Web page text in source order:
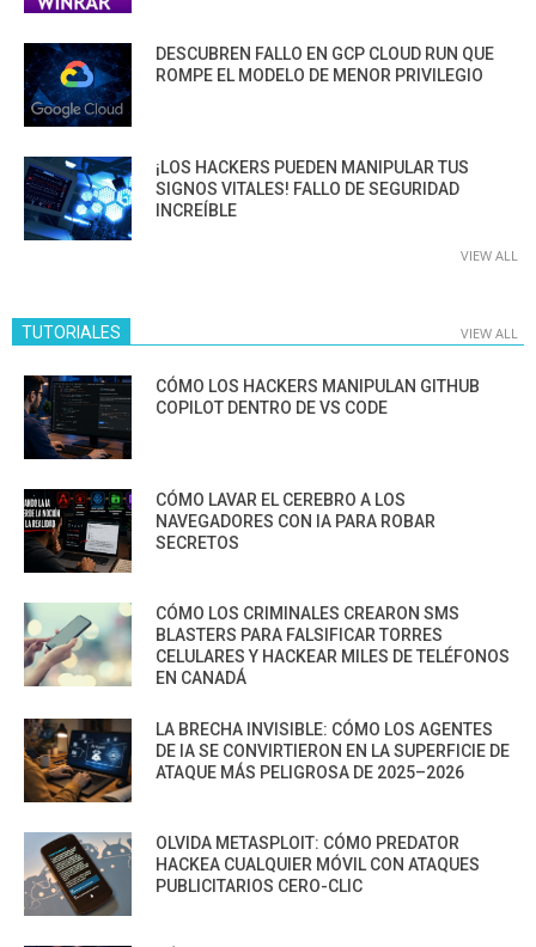
DESCUBREN FALLO EN GCP CLOUD RUN QUE
ROMPE EL MODELO DE MENOR PRIVILEGIO
¡LOS HACKERS PUEDEN MANIPULAR TUS
SIGNOS VITALES! FALLO DE SEGURIDAD
INCREÍBLE
VIEW ALL
TUTORIALES VIEW ALL
CÓMO LOS HACKERS MANIPULAN GITHUB
COPILOT DENTRO DE VS CODE
CÓMO LAVAR EL CEREBRO A LOS
NAVEGADORES CON IA PARA ROBAR
SECRETOS
CÓMO LOS CRIMINALES CREARON SMS
BLASTERS PARA FALSIFICAR TORRES
CELULARES Y HACKEAR MILES DE TELÉFONOS
EN CANADÁ
LA BRECHA INVISIBLE: CÓMO LOS AGENTES
DE IA SE CONVIRTIERON EN LA SUPERFICIE DE
ATAQUE MÁS PELIGROSA DE 2025–2026
OLVIDA METASPLOIT: CÓMO PREDATOR
HACKEA CUALQUIER MÓVIL CON ATAQUES
PUBLICITARIOS CERO-CLIC